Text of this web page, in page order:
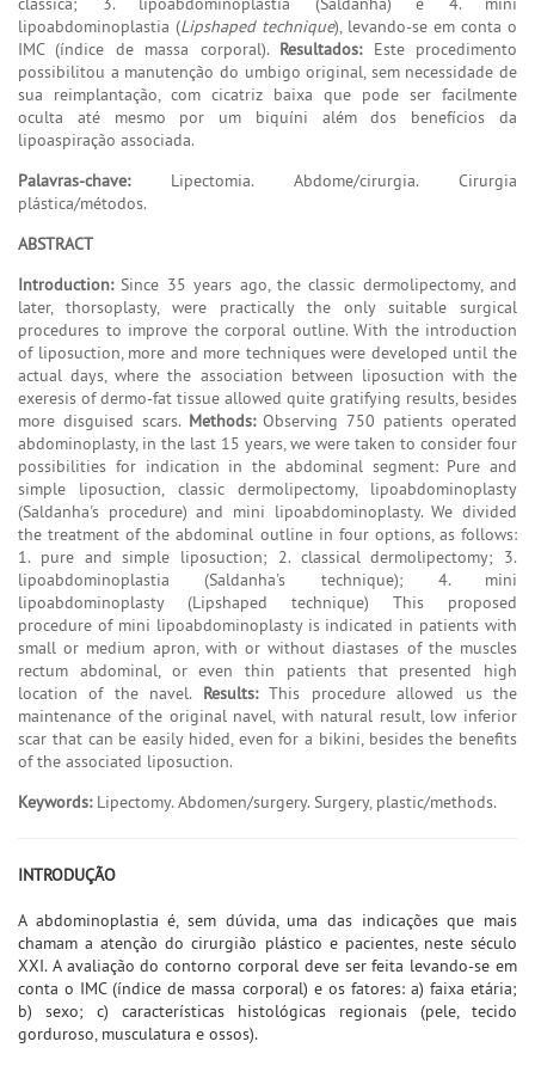
lipoabdominoplastia (Lipshaped technique), levando-se em conta o
IMC (índice de massa corporal). Resultados:Este procedimento
possibilitou a manutenção do umbigo original, sem necessidade de
sua reimplantação, com cicatriz baixa que pode ser facilmente
oculta até mesmo por um biquíni além dos benefícios da
lipoaspiração associada.
Palavras-chave:Lipectomia. Abdome/cirurgia. Cirurgia
plástica/métodos.
ABSTRACT
Introduction:Since 35 years ago, the classic dermolipectomy, and
later, thorsoplasty, were practically the only suitable surgical
procedures to improve the corporal outline. With the introduction
of liposuction, more and more techniques were developed until the
actual days, where the association between liposuction with the
exeresis of dermo-fat tissue allowed quite gratifying results, besides
more disguised scars. Methods:Observing 750 patients operated
abdominoplasty, in the last 15 years, we were taken to consider four
possibilities for indication in the abdominal segment: Pure and
simple liposuction, classic dermolipectomy, lipoabdominoplasty
(Saldanha's procedure) and mini lipoabdominoplasty. We divided
the treatment of the abdominal outline in four options, as follows:
1. pure and simple liposuction; 2. classical dermolipectomy; 3.
lipoabdominoplastia (Saldanha's technique); 4. mini
lipoabdominoplasty (Lipshaped technique) This proposed
procedure of mini lipoabdominoplasty is indicated in patients with
small or medium apron, with or without diastases of the muscles
rectum abdominal, or even thin patients that presented high
location of the navel. Results:This procedure allowed us the
maintenance of the original navel, with natural result, low inferior
scar that can be easily hided, even for a bikini, besides the benefits
of the associated liposuction.
Keywords:Lipectomy. Abdomen/surgery. Surgery, plastic/methods.
INTRODUÇÃO
A abdominoplastia é, sem dúvida, uma das indicações que mais
chamam a atenção do cirurgião plástico e pacientes, neste século
XXI. A avaliação do contorno corporal deve ser feita levando-se em
conta o IMC (índice de massa corporal) e os fatores: a) faixa etária;
b) sexo; c) características histológicas regionais (pele, tecido
gorduroso, musculatura e ossos).